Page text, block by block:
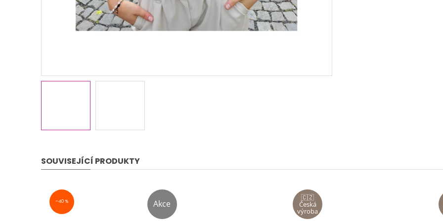
SOUVISEJÍCÍ PRODUKTY
Akce
–40 % 🇨🇿
Česká
výroba